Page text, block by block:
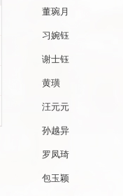
​董琬月
习婉钰
谢士钰
黄璜
汪元元
孙越异
罗凤琦
包玉颖